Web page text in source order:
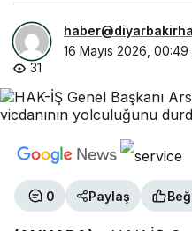
16 Mayıs 2026, 00:49
31
0 Paylaş